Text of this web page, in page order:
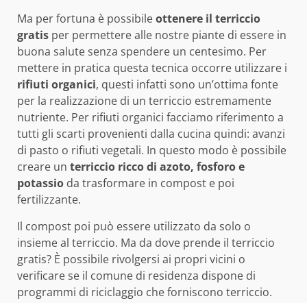
Ma per fortuna è possibileottenere il terriccio
gratis per permettere alle nostre piante di essere in
buona salute senza spendere un centesimo. Per
mettere in pratica questa tecnica occorre utilizzare i
rifiuti organici, questi infatti sono un’ottima fonte
per la realizzazione di un terriccio estremamente
nutriente. Per rifiuti organici facciamo riferimento a
tutti gli scarti provenienti dalla cucina quindi: avanzi
di pasto o rifiuti vegetali. In questo modo è possibile
creare un terriccio ricco di azoto, fosforo e
potassio da trasformare in compost e poi
fertilizzante.
Il compost poi può essere utilizzato da solo o
insieme al terriccio. Ma da dove prende il terriccio
gratis? È possibile rivolgersi ai propri vicini o
verificare se il comune di residenza dispone di
programmi di riciclaggio che forniscono terriccio.